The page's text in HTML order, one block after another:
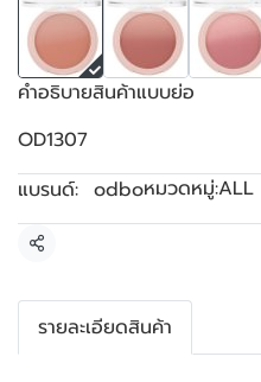
คำอธิบายสินค้าแบบย่อ
OD1307
แบรนด์: odboหมวดหมู่:ALL
แชร์
รายละเอียดสินค้า